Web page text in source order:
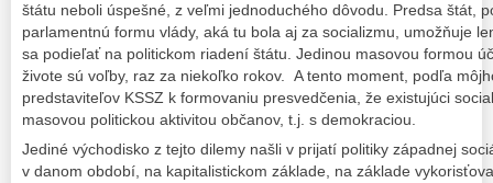
štátu neboli úspešné, z veľmi jednoduchého dôvodu. Predsa štát,
parlamentnú formu vlády, aká tu bola aj za socializmu, umožňuje
sa podieľať na politickom riadení štátu. Jedinou masovou formou
živote sú voľby, raz za niekoľko rokov. A tento moment, podľa
predstaviteľov KSSZ k formovaniu presvedčenia, že existujúci
masovou politickou aktivitou občanov, t.j. s demokraciou.
Jediné východisko z tejto dilemy našli v prijatí politiky západnej
v danom období, na kapitalistickom základe, na základe